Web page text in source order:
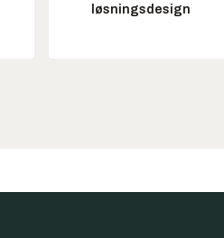
løsningsdesign